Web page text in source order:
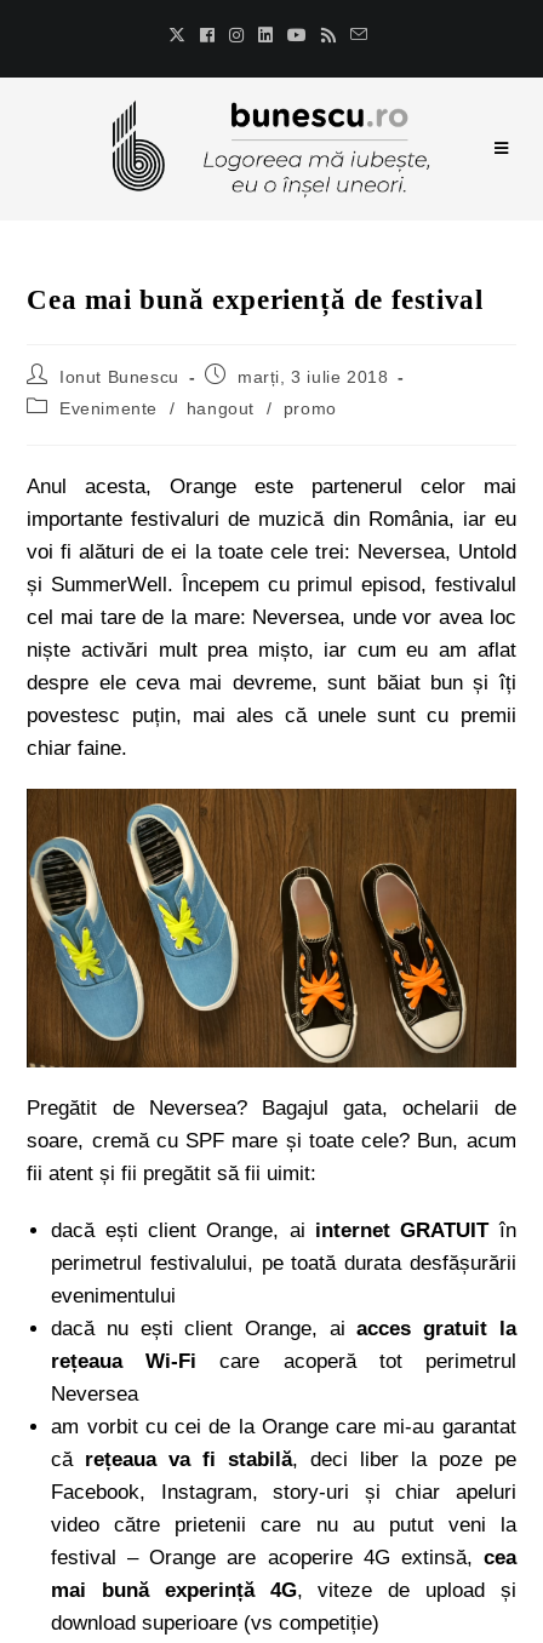
Cea mai bună experiență de festival
Ionut Bunescu
marți, 3 iulie 2018
Evenimente
/ hangout / promo
Anul acesta, Orange este partenerul celor mai
importante festivaluri de muzică din România, iar eu
voi fi alături de ei la toate cele trei: Neversea, Untold
și SummerWell. Începem cu primul episod, festivalul
cel mai tare de la mare: Neversea, unde vor avea loc
niște activări mult prea mișto, iar cum eu am aflat
despre ele ceva mai devreme, sunt băiat bun și îți
povestesc puțin, mai ales că unele sunt cu premii
chiar faine.
Pregătit de Neversea? Bagajul gata, ochelarii de
soare, cremă cu SPF mare și toate cele? Bun, acum
fii atent și fii pregătit să fii uimit:
dacă ești client Orange, ai internet GRATUITîn
perimetrul festivalului, pe toată durata desfășurării
evenimentului
dacă nu ești client Orange, aiacces gratuit la
rețeaua Wi-Fi care acoperă tot perimetrul
Neversea
am vorbit cu cei de la Orange care mi-au garantat
că rețeaua va fi stabilă, deci liber la poze pe
Facebook, Instagram, story-uri și chiar apeluri
video către prietenii care nu au putut veni la
festival – Orange are acoperire 4G extinsă, cea
mai bună experință 4G, viteze de upload și
download superioare (vs competiție)